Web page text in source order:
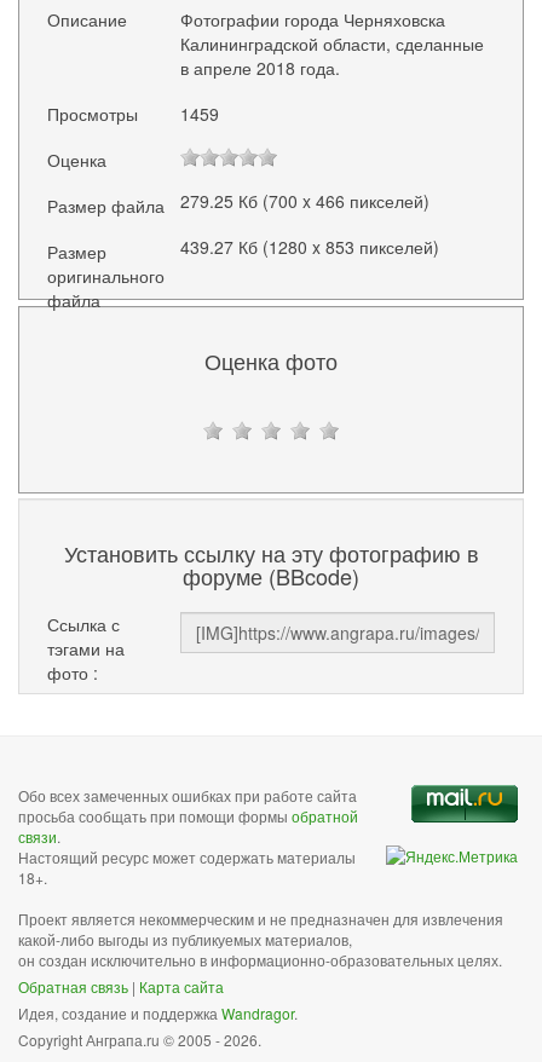
Описание
Фотографии города Черняховска
Калининградской области, сделанные
в апреле 2018 года.
Просмотры
1459
Оценка
Размер файла
279.25 Кб (700 x 466 пикселей)
Размер
оригинального
файла
439.27 Кб (1280 x 853 пикселей)
Оценка фото
Установить ссылку на эту фотографию в
форуме (BBcode)
Ссылка с
тэгами на
фото :
Обо всех замеченных ошибках при работе сайта
просьба сообщать при помощи формы обратной
связи.
Настоящий ресурс может содержать материалы
18+.
Проект является некоммерческим и не предназначен для извлечения
какой-либо выгоды из публикуемых материалов,
он создан исключительно в информационно-образовательных целях.
Обратная связь | Карта сайта
Идея, создание и поддержка Wandragor.
Copyright Анграпа.ru © 2005 - 2026.